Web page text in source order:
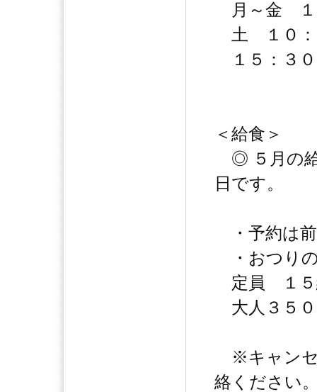
月～金 １
土 １０：
１５：３
＜給食＞
◎ ５月の給
日です。
・予約は
・おつり
定員 １５
大人３５０
※キャンセ
絡ください